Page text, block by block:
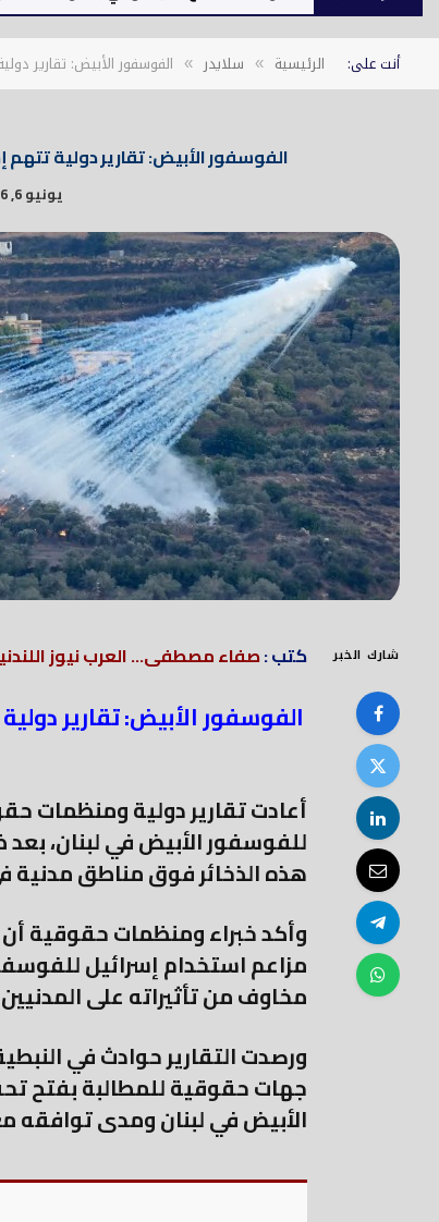
أنت على: الرئيسية » سلايدر » الفوسفور الأبيض: تقارير
الفوسفور الأبيض: تقارير دولية
يونيو 6, 2026
شارك الخبر كتب :صفاء مصطفى... العرب نيوز
الفوسفور الأبيض: تقارير
أعادت تقارير دولية ومنظمات
للفوسفور الأبيض في لبنان،
هذه الذخائر فوق مناطق مدنية
وأكد خبراء ومنظمات حقوقية
مزاعم استخدام إسرائيل
مخاوف من تأثيراته على
ورصدت التقارير حوادث في
جهات حقوقية للمطالبة بفتح
الأبيض في لبنان ومدى توافقه